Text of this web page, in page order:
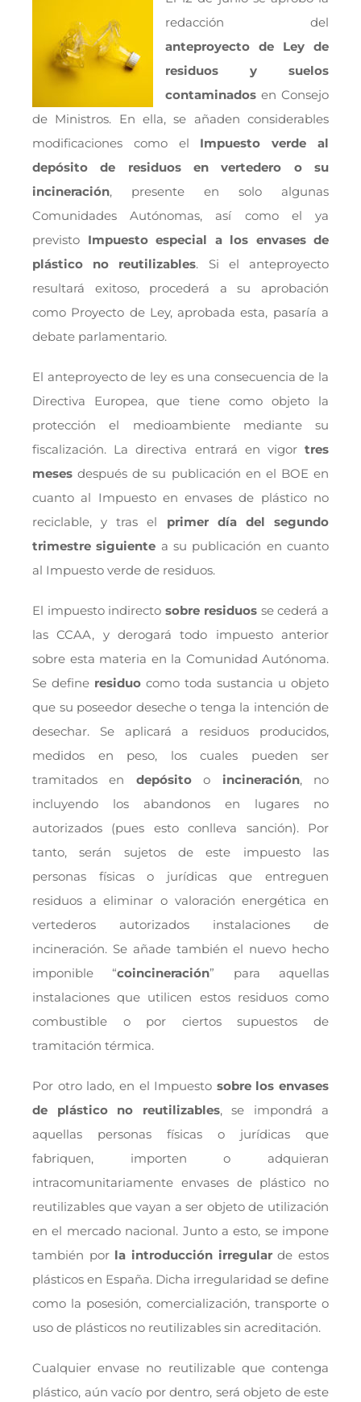
redacción del
anteproyecto de Ley de
residuos y suelos
contaminados en Consejo
de Ministros. En ella, se añaden considerables
modificaciones como el Impuesto verde al
depósito de residuos en vertedero o su
incineración, presente en solo algunas
Comunidades Autónomas, así como el ya
previsto Impuesto especial a los envases de
plástico no reutilizables. Si el anteproyecto
resultará exitoso, procederá a su aprobación
como Proyecto de Ley, aprobada esta, pasaría a
debate parlamentario.
El anteproyecto de ley es una consecuencia de la
Directiva Europea, que tiene como objeto la
protección el medioambiente mediante su
fiscalización. La directiva entrará en vigor tres
meses después de su publicación en el BOE en
cuanto al Impuesto en envases de plástico no
reciclable, y tras el primer día del segundo
trimestre siguiente a su publicación en cuanto
al Impuesto verde de residuos.
El impuesto indirectosobre residuosse cederá a
las CCAA, y derogará todo impuesto anterior
sobre esta materia en la Comunidad Autónoma.
Se define residuo como toda sustancia u objeto
que su poseedor deseche o tenga la intención de
desechar. Se aplicará a residuos producidos,
medidos en peso, los cuales pueden ser
tramitados en depósitoo incineración, no
incluyendo los abandonos en lugares no
autorizados (pues esto conlleva sanción). Por
tanto, serán sujetos de este impuesto las
personas físicas o jurídicas que entreguen
residuos a eliminar o valoración energética en
vertederos autorizados instalaciones de
incineración. Se añade también el nuevo hecho
imponible “coincineración” para aquellas
instalaciones que utilicen estos residuos como
combustible o por ciertos supuestos de
tramitación térmica.
Por otro lado, en el Impuesto sobre los envases
de plástico no reutilizables, se impondrá a
aquellas personas físicas o jurídicas que
fabriquen, importen o adquieran
intracomunitariamente envases de plástico no
reutilizables que vayan a ser objeto de utilización
en el mercado nacional. Junto a esto, se impone
también por la introducción irregularde estos
plásticos en España. Dicha irregularidad se define
como la posesión, comercialización, transporte o
uso de plásticos no reutilizables sin acreditación.
Cualquier envase no reutilizable que contenga
plástico, aún vacío por dentro, será objeto de este